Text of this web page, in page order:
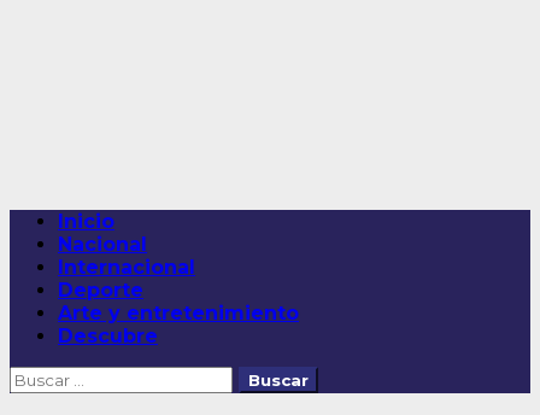
Menú
principal
Inicio
Nacional
Internacional
Deporte
Arte y entretenimiento
Descubre
Buscar: